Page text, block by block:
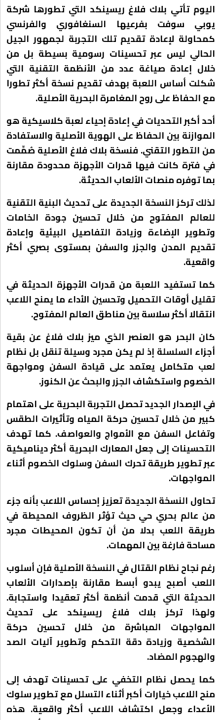
اليوم تأتي بلاك فلاغ ريسينكد التي تطورها شركة
يوبي سوفت بفرعيها السنغافوري والفرنسي
كمحاولة لإعادة تقديم تلك التجربة لجمهور الجيل
الحالي ليس عبر تحسينات رسومية بسيطة بل من
خلال إعادة صياغة عدد من الأنظمة التقنية التي
شكلت أساس اللعبة بهدف تقديم نسخة أكثر تطورا
مع الحفاظ على روح المغامرة البحرية الأصلية.
أحد أكبر التحديات في إعادة إحياء لعبة كلاسيكية هو
الموازنة بين الحفاظ على الهوية الأصلية والاستفادة
من التطور التقني. فنسخة بلاك فلاغ الأصلية صُمِّمت
في فترة كانت فيها قدرات الأجهزة محدودة مقارنة
بما توفره منصات الألعاب الحديثة.
لذلك تركز النسخة الجديدة على تحديث البنية التقنية
للعالم المفتوح من خلال تحسين جودة الخامات
وتطوير الإضاءة وزيادة التفاصيل البيئية وإعادة
تقديم المدن والجزر والسفن بمستوى بصري أكثر
واقعية.
كما تستفيد اللعبة من قدرات الأجهزة الحديثة في
تقليل أوقات التحميل وتحسين الأداء ما يمنح اللاعب
انتقالا أكثر سلاسة بين مناطق العالم المفتوح.
كان البحر هو العنصر الذي ميز بلاك فلاغ عن بقية
أجزاء السلسلة إذ لم يكن مجرد وسيلة تنقل بل نظام
لعب متكامل يعتمد على قيادة السفن ومواجهة
الخصوم واستكشاف الجزر والبحث عن الكنوز.
في الإصدار الجديد تحصل التجربة البحرية على اهتمام
كبير من خلال تحسين حركة المياه وتأثيرات الطقس
وتفاعل السفن مع الأمواج والعواصف. كما تهدف
التحسينات إلى جعل المعارك البحرية أكثر ديناميكية
عبر تطوير طريقة تحرك السفن وسلوك الخصوم أثناء
المواجهات.
تحاول النسخة الجديدة تعزيز إحساس اللاعب بأنه جزء
من عالم بحري حي حيث تؤثر الظروف المحيطة في
طريقة اللعب بدلا من أن تكون المحيطات مجرد
مساحة فارغة بين المهمات.
رغم نجاح نظام القتال في النسخة الأصلية فإن أسلوب
اللعب أصبح يبدو أبسط مقارنة بإصدارات الألعاب
الحديثة التي قدمت أنظمة أكثر تعقيدا واستجابة.
ولهذا تركز بلاك فلاغ ريسينكد على تحديث
المواجهات المباشرة من خلال تحسين حركة
الشخصية وزيادة دقة التحكم وتطوير آليات الصد
والهجوم المضاد.
كما يحصل نظام التخفي على تحسينات تهدف إلى
منح اللاعب خيارات أكبر أثناء التسلل مع تطوير سلوك
الأعداء وجعل اكتشاف اللاعب أكثر واقعية. هذه